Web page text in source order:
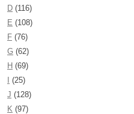
D (116)
E (108)
F (76)
G (62)
H (69)
(25)
J (128)
K (97)